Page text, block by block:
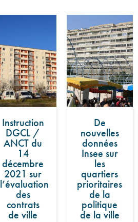
Instruction
DGCL /
ANCT du
14
décembre
2021 sur
l’évaluation
des
contrats
de ville
De
nouvelles
données
Insee sur
les
quartiers
prioritaires
de la
politique
de la ville